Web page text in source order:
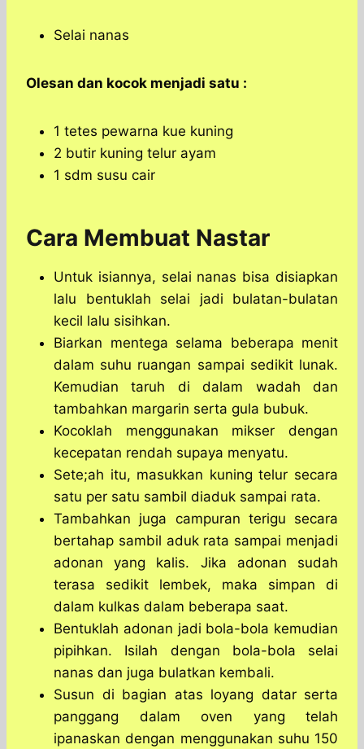
Selai nanas
Olesan dan kocok menjadi satu :
1 tetes pewarna kue kuning
2 butir kuning telur ayam
1 sdm susu cair
Cara Membuat Nastar
Untuk isiannya, selai nanas bisa disiapkan
lalu bentuklah selai jadi bulatan-bulatan
kecil lalu sisihkan.
Biarkan mentega selama beberapa menit
dalam suhu ruangan sampai sedikit lunak.
Kemudian taruh di dalam wadah dan
tambahkan margarin serta gula bubuk.
Kocoklah menggunakan mikser dengan
kecepatan rendah supaya menyatu.
Sete;ah itu, masukkan kuning telur secara
satu per satu sambil diaduk sampai rata.
Tambahkan juga campuran terigu secara
bertahap sambil aduk rata sampai menjadi
adonan yang kalis. Jika adonan sudah
terasa sedikit lembek, maka simpan di
dalam kulkas dalam beberapa saat.
Bentuklah adonan jadi bola-bola kemudian
pipihkan. Isilah dengan bola-bola selai
nanas dan juga bulatkan kembali.
Susun di bagian atas loyang datar serta
panggang dalam oven yang telah
ipanaskan dengan menggunakan suhu 150